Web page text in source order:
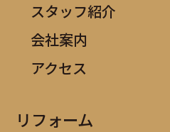
スタッフ紹介
会社案内
アクセス
リフォーム